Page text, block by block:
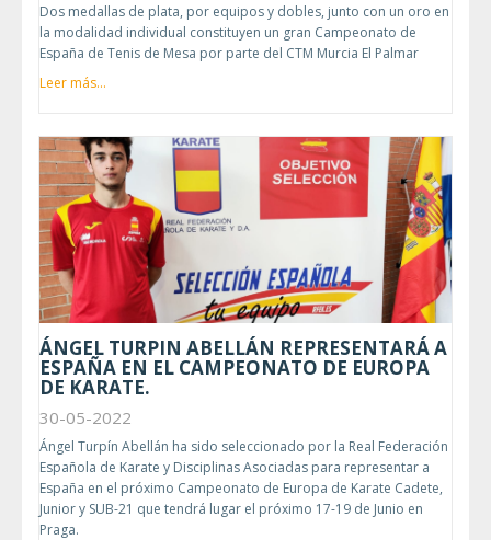
Dos medallas de plata, por equipos y dobles, junto con un oro en
la modalidad individual constituyen un gran Campeonato de
España de Tenis de Mesa por parte del CTM Murcia El Palmar
Leer más...
ÁNGEL TURPIN ABELLÁN REPRESENTARÁ A
ESPAÑA EN EL CAMPEONATO DE EUROPA
DE KARATE.
30-05-2022
Ángel Turpín Abellán ha sido seleccionado por la Real Federación
Española de Karate y Disciplinas Asociadas para representar a
España en el próximo Campeonato de Europa de Karate Cadete,
Junior y SUB-21 que tendrá lugar el próximo 17-19 de Junio en
Praga.